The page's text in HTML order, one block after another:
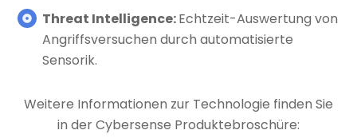
Threat Intelligence:Echtzeit-Auswertung von
Angriffsversuchen durch automatisierte
Sensorik.
Weitere Informationen zur Technologie finden Sie
in der Cybersense Produktebroschüre: